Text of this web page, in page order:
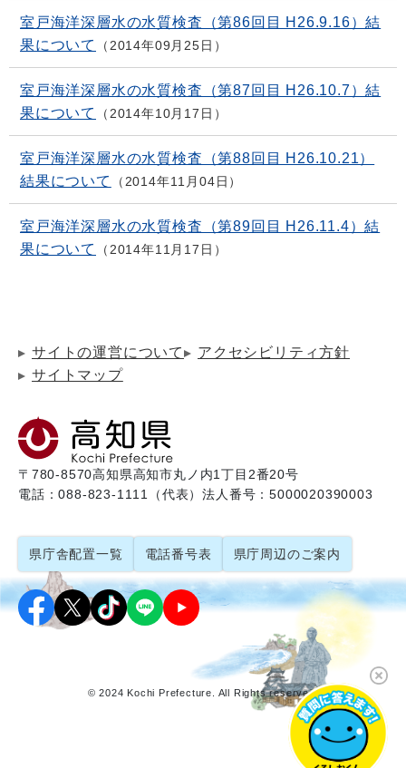
室戸海洋深層水の水質検査（第86回目 H26.9.16）結
果について
2014年09月25日
室戸海洋深層水の水質検査（第87回目 H26.10.7）結
果について
2014年10月17日
室戸海洋深層水の水質検査（第88回目 H26.10.21）
結果について
2014年11月04日
室戸海洋深層水の水質検査（第89回目 H26.11.4）結
果について
2014年11月17日
サイトの運営について
アクセシビリティ方針
サイトマップ
〒780-8570高知県高知市丸ノ内1丁目2番20号
電話：088-823-1111（代表）法人番号：5000020390003
県庁舎配置一覧 電話番号表 県庁周辺のご案内
© 2024 Kochi Prefecture. All Rights reserved.